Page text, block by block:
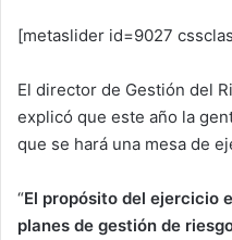
[metaslider id=9027
El director de Gestión del
explicó que este año la
que se hará una mesa de
“El propósito del ejercicio
planes de gestión de